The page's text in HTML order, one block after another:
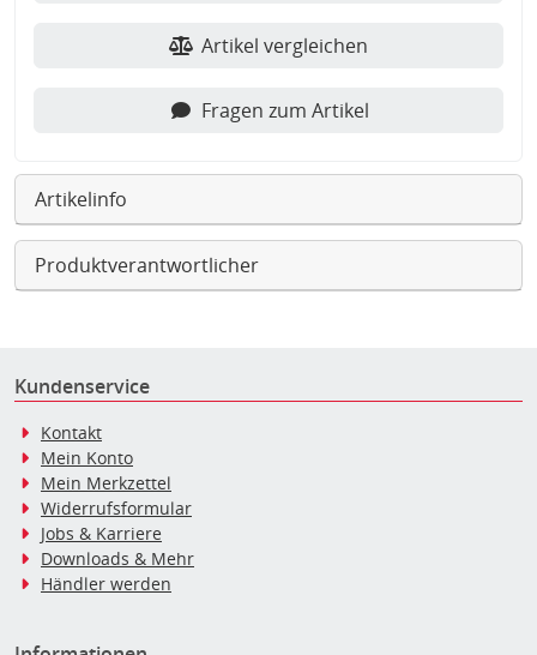
Artikel vergleichen
Fragen zum Artikel
Artikelinfo
Produktverantwortlicher
Kundenservice
Kontakt
Mein Konto
Mein Merkzettel
Widerrufsformular
Jobs & Karriere
Downloads & Mehr
Händler werden